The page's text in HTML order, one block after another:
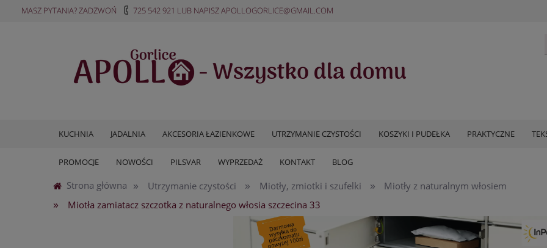
MASZ PYTANIA? ZADZWOŃ 725 542 921 LUB NAPISZAPOLLOGORLICE@GMAIL.COM
KUCHNIA JADALNIA AKCESORIA ŁAZIENKOWE UTRZYMANIE CZYSTOŚCI KOSZYKI I PUDEŁKA PRAKTYCZNE
PROMOCJE NOWOŚCI PILSVAR WYPRZEDAŻ KONTAKT BLOG
Strona główna » Utrzymanie czystości » Miotły, zmiotki i szufelki » Miotły z naturalnym włosiem
» Miotła zamiatacz szczotka z naturalnego włosia szczecina 33